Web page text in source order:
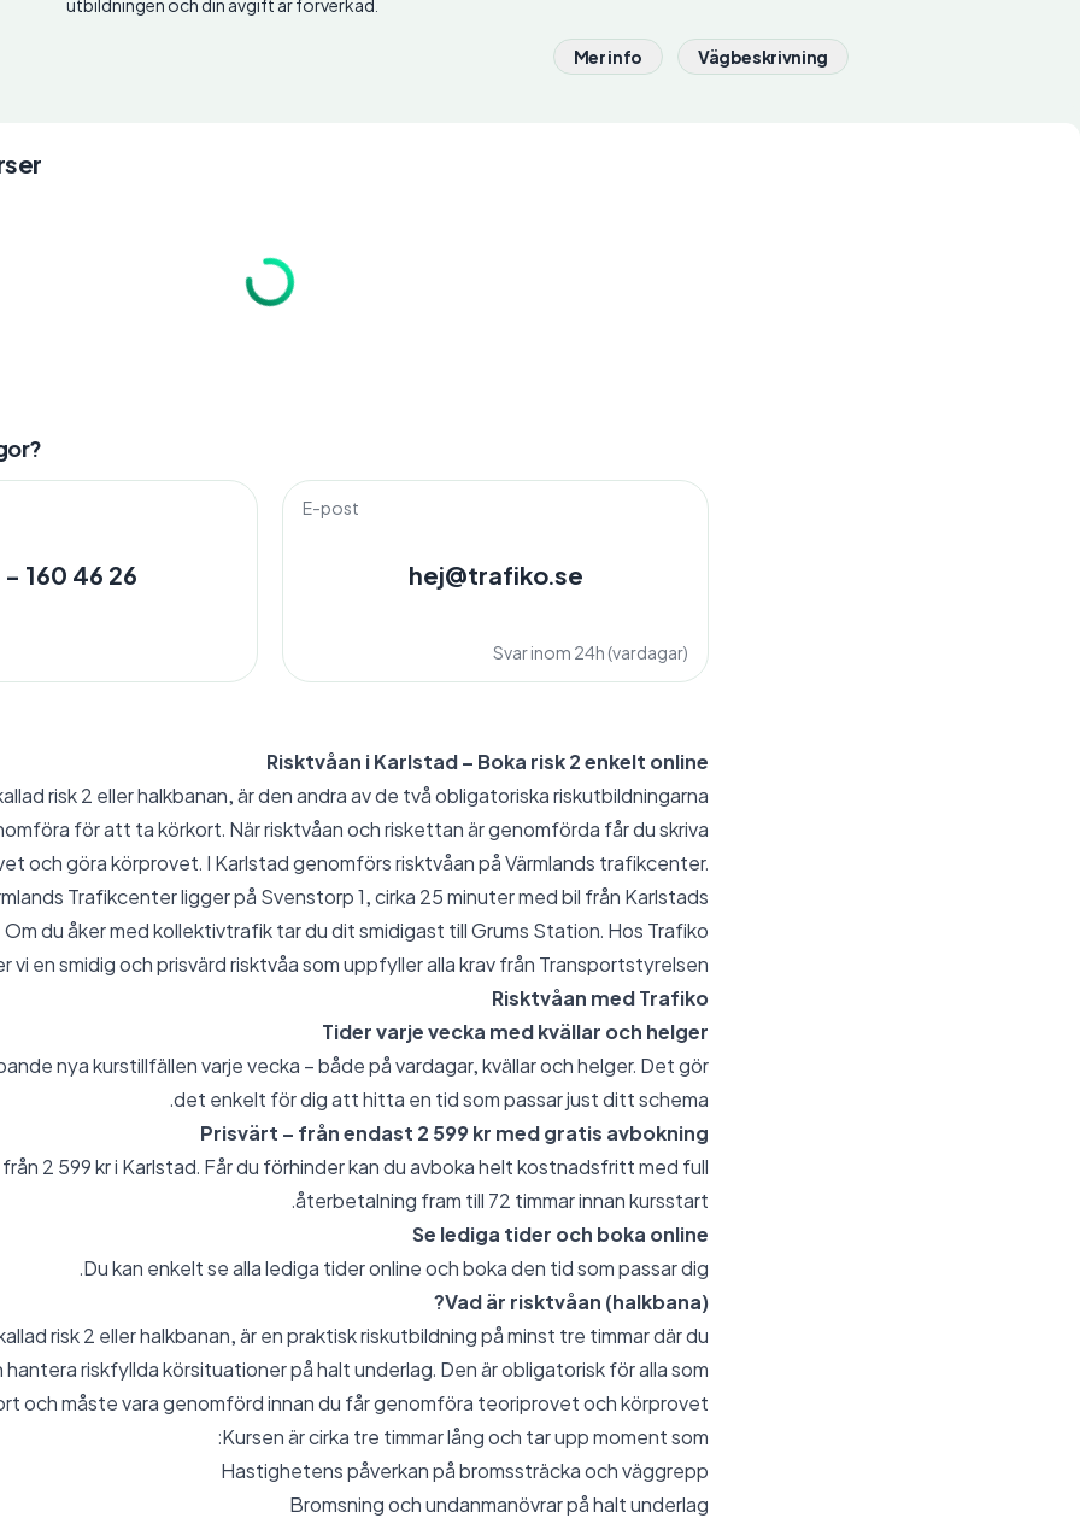
utbildningen och din avgift är förverkad.
Mer info Vägbeskrivning
160 46 26
E-post
hej@trafiko.se
Svar inom 24h (vardagar)
Risktvåan i Karlstad – Boka risk 2 enkelt online
risk 2 eller halkbanan, är den andra av de två obligatoriska riskutbildningarna
för att ta körkort. När risktvåan och riskettan är genomförda får du skriva
och göra körprovet. I Karlstad genomförs risktvåan på Värmlands trafikcenter.
Trafikcenter ligger på Svenstorp 1, cirka 25 minuter med bil från Karlstads
du åker med kollektivtrafik tar du dit smidigast till Grums Station. Hos Trafiko
vi en smidig och prisvärd risktvåa som uppfyller alla krav från Transportstyrelsen.
Risktvåan med Trafiko
Tider varje vecka med kvällar och helger
nya kurstillfällen varje vecka – både på vardagar, kvällar och helger. Det gör
det enkelt för dig att hitta en tid som passar just ditt schema.
Prisvärt – från endast 2 599 kr med gratis avbokning
2 599 kr i Karlstad. Får du förhinder kan du avboka helt kostnadsfritt med full
återbetalning fram till 72 timmar innan kursstart.
Se lediga tider och boka online
Du kan enkelt se alla lediga tider online och boka den tid som passar dig.
Vad är risktvåan (halkbana)?
risk 2 eller halkbanan, är en praktisk riskutbildning på minst tre timmar där du
riskfyllda körsituationer på halt underlag. Den är obligatorisk för alla som
och måste vara genomförd innan du får genomföra teoriprovet och körprovet.
Kursen är cirka tre timmar lång och tar upp moment som:
Hastighetens påverkan på bromssträcka och väggrepp
Bromsning och undanmanövrar på halt underlag